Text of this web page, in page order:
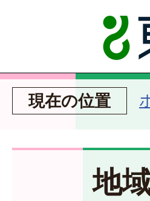
現在の位置
地